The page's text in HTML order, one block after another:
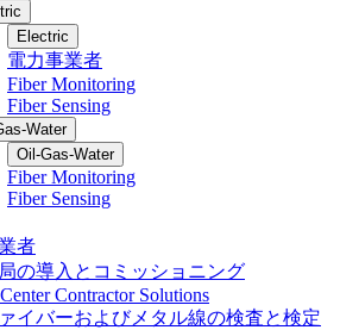
Electric
電力事業者
Fiber Monitoring
Fiber Sensing
Water
Oil-Gas-Water
Fiber Monitoring
Fiber Sensing
者
の導入とコミッショニング
Contractor Solutions
イバーおよびメタル線の検査と検定